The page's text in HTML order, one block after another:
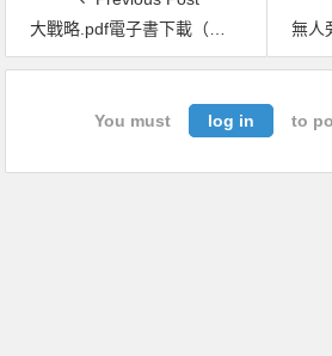
大戰略.pdf電子書下載（約翰 · 路易斯 · 蓋迪斯 (John Lewis Gaddis) 著）：耶魯大學長紅20年大師課程，從歷史提煉的領導決策心法
無人旁觀時我們是
You must log in to